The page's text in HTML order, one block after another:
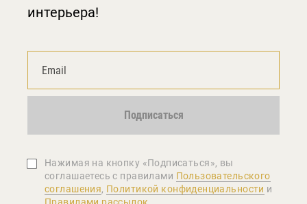
интерьера!
Подписаться
Нажимая на кнопку «Подписаться», вы
соглашаетеcь с правилами Пользовательского
соглашения, Политикой конфиденциальности и